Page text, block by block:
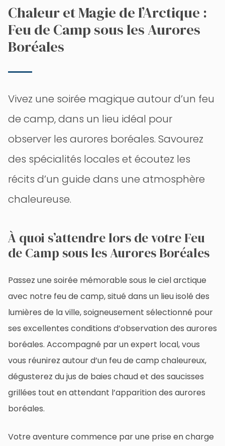
Chaleur et Magie de l’Arctique :
Feu de Camp sous les Aurores
Boréales
Vivez une soirée magique autour d’un feu
de camp, dans un lieu idéal pour
observer les aurores boréales. Savourez
des spécialités locales et écoutez les
récits d’un guide dans une atmosphère
chaleureuse.
À quoi s’attendre lors de votre Feu
de Camp sous les Aurores Boréales
Passez une soirée mémorable sous le ciel arctique
avec notre feu de camp, situé dans un lieu isolé des
lumières de la ville, soigneusement sélectionné pour
ses excellentes conditions d’observation des aurores
boréales. Accompagné par un expert local, vous
vous réunirez autour d’un feu de camp chaleureux,
dégusterez du jus de baies chaud et des saucisses
grillées tout en attendant l’apparition des aurores
boréales.
Votre aventure commence par une prise en charge